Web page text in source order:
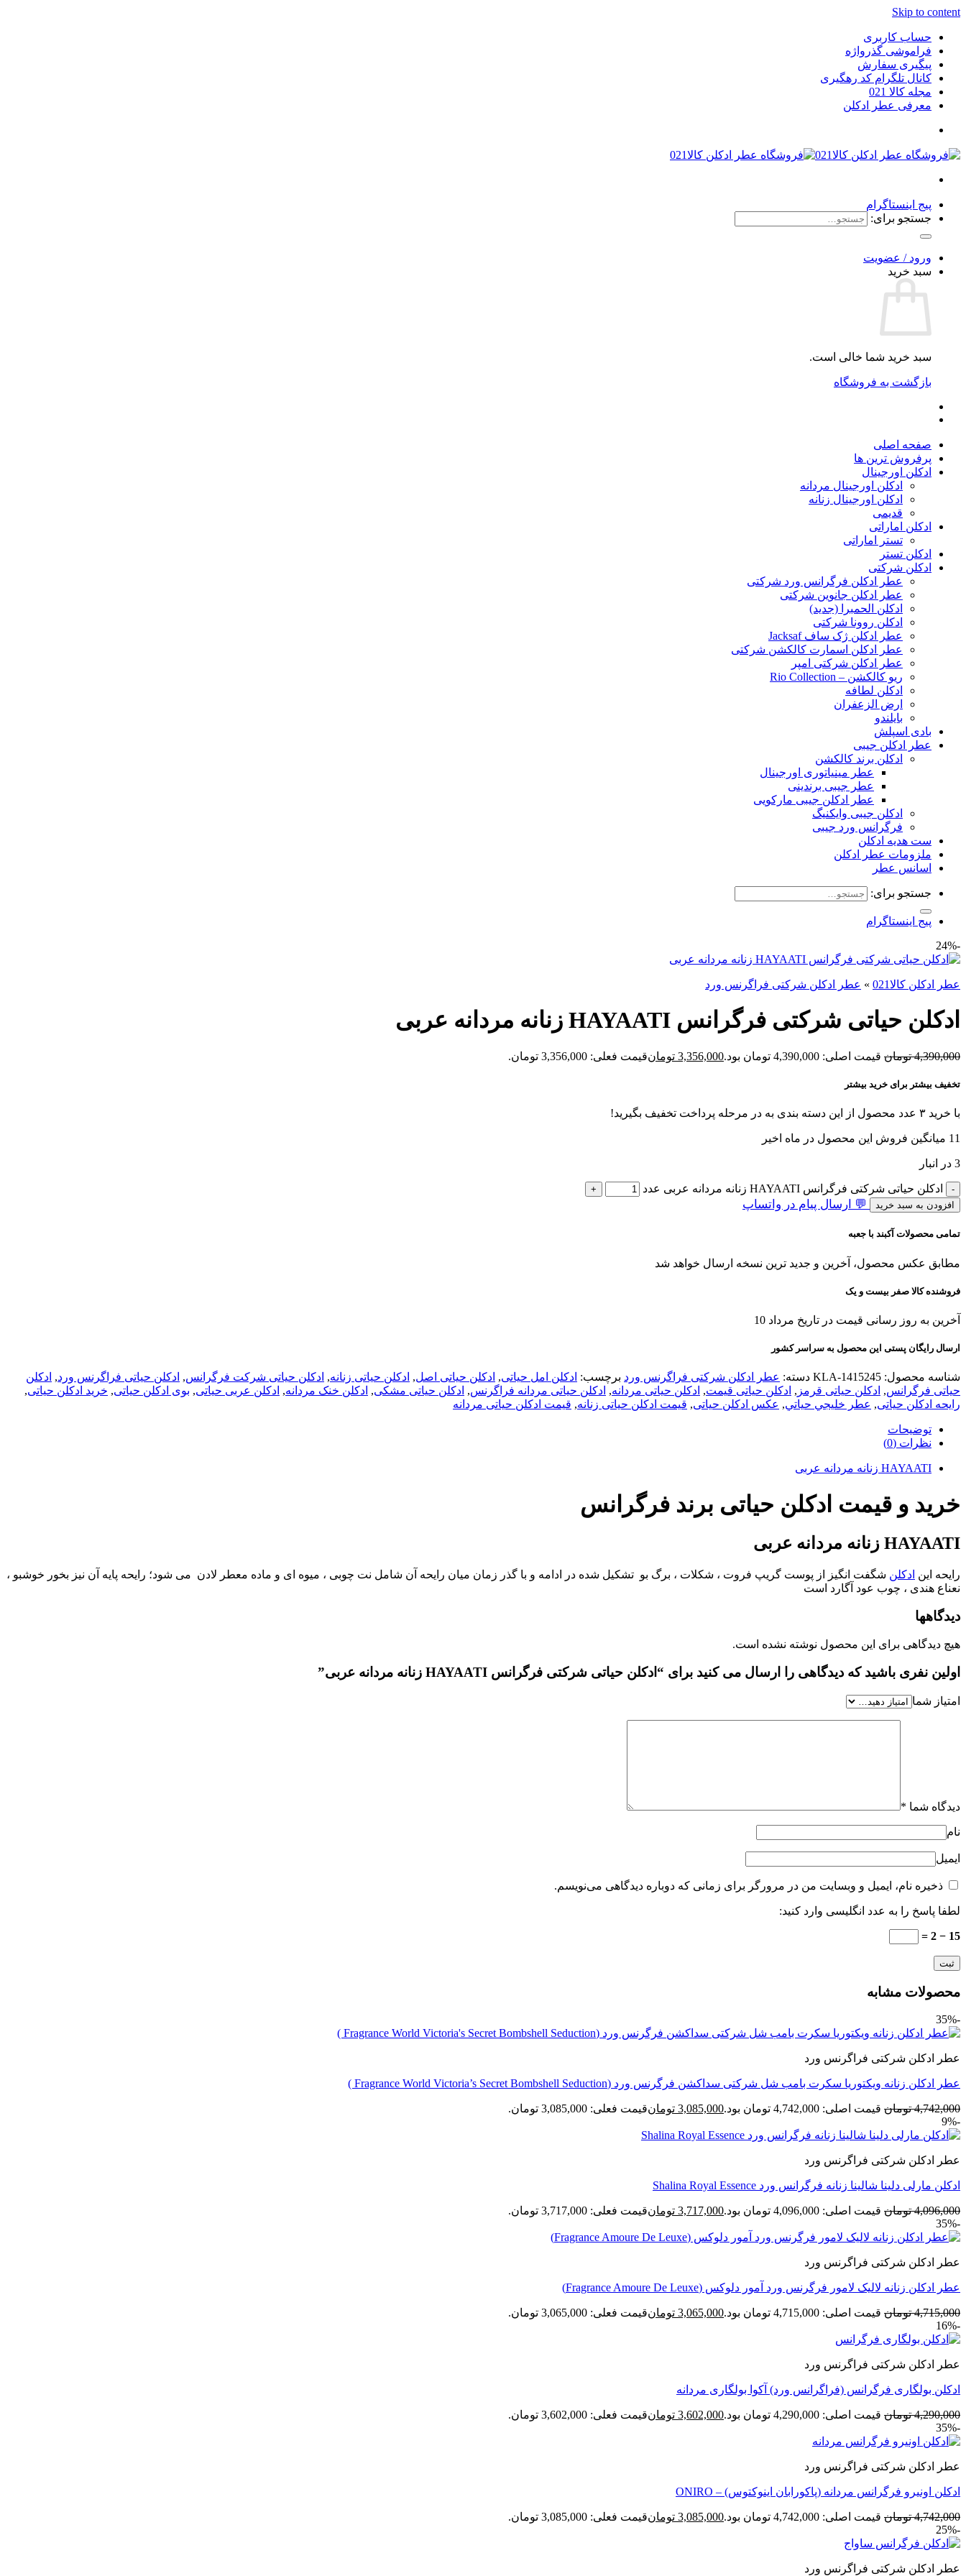
Skip to content
حساب کاربری
فراموشی گذرواژه
پیگیری سفارش
کانال تلگرام کد رهگیری
مجله کالا 021
معرفی عطر ادکلن
پیج اینستاگرام
جستجو برای:
ورود / عضویت
سبد خرید
سبد خرید شما خالی است.
بازگشت به فروشگاه
صفحه اصلی
پرفروش ترین ها
ادکلن اورجینال
ادکلن اورجینال مردانه
ادکلن اورجینال زنانه
قدیمی
ادکلن اماراتی
تستر اماراتی
ادکلن تستر
ادکلن شرکتی
عطر ادکلن فرگرانس ورد شرکتی
عطر ادکلن جانوین شرکتی
ادکلن الحمبرا (جدید)
ادکلن روونا شرکتی
عطر ادکلن ژک‌ ساف Jacksaf
عطر ادکلن اسمارت کالکشن شرکتی
عطر ادکلن شرکتی امپر
ریو کالکشن – Rio Collection
ادکلن لطافه
ارض الزعفران
بایلندو
بادی اسپلش
عطر ادکلن جیبی
ادکلن برند کالکشن
عطر مینیاتوری اورجینال
عطر جیبی برندینی
عطر ادکلن جیبی مارکویی
ادکلن جیبی وایکنیگ
فرگرانس ورد جیبی
ست هدیه ادکلن
ملزومات عطر ادکلن
اسانس عطر
جستجو برای:
پیج اینستاگرام
-24%
عطر ادکلن کالا021 » عطر ادکلن شرکتی فراگرنس ورد
ادکلن حیاتی شرکتی فرگرانس HAYAATI زنانه مردانه عربی
4,390,000 تومان قیمت اصلی: 4,390,000 تومان بود. 3,356,000 تومانقیمت فعلی: 3,356,000 تومان.
تخفیف بیشتر برای خرید بیشتر
با خرید ۳ عدد محصول از این دسته بندی به در مرحله پرداخت تخفیف بگیرید!
11 میانگین فروش این محصول در ماه اخیر
3 در انبار
ادکلن حیاتی شرکتی فرگرانس HAYAATI زنانه مردانه عربی عدد
افزودن به سبد خرید 💬 ارسال پیام در واتساپ
تمامی محصولات آکبند با جعبه
مطابق عکس محصول، آخرین و جدید ترین نسخه ارسال خواهد شد
فروشنده کالا صفر بیست و یک
آخرین به روز رسانی قیمت در تاریخ مرداد 10
ارسال رایگان پستی این محصول به سراسر کشور
شناسه محصول: KLA-1415245 دسته: عطر ادکلن شرکتی فراگرنس ورد برچسب: ادکلن امل حیاتی, ادکلن حیاتی اصل, ادکلن حیاتی زنانه, ادکلن حیاتی شرکت فرگرانس, ادکلن حیاتی فراگرنس ورد, ادکلن
حیاتی فرگرانس, ادکلن حیاتی قرمز , ادکلن حیاتی قیمت, ادکلن حیاتی مردانه, ادکلن حیاتی مردانه فراگرنس, ادکلن حیاتی مشکی, ادکلن خنک مردانه, ادکلن عربی حیاتی, بوی ادکلن حیاتی, خرید ادکلن حیاتی,
رایحه ادکلن حیاتی, عطر خليجي حياتي, عکس ادکلن حیاتی, قیمت ادکلن حیاتی زنانه, قیمت ادکلن حیاتی مردانه
توضیحات
نظرات (0)
HAYAATI زنانه مردانه عربی
خرید و قیمت ادکلن حیاتی برند فرگرانس
HAYAATI زنانه مردانه عربی
رایحه این ادکلن شگفت انگیز از پوست گریپ فروت ، شکلات ، برگ بو تشکیل شده در ادامه و با گذر زمان میان رایحه آن شامل نت چوبی ، میوه ای و ماده معطر لادن می شود؛ رایحه پایه آن نیز بخور خوشبو ،
نعناع هندی ، چوب عود آگارد است
دیدگاهها
هیچ دیدگاهی برای این محصول نوشته نشده است.
اولین نفری باشید که دیدگاهی را ارسال می کنید برای “ادکلن حیاتی شرکتی فرگرانس HAYAATI زنانه مردانه عربی”
امتیاز شما
دیدگاه شما *
نام
ایمیل
ذخیره نام، ایمیل و وبسایت من در مرورگر برای زمانی که دوباره دیدگاهی می‌نویسم.
لطفا پاسخ را به عدد انگلیسی وارد کنید:
15 − 2 =
محصولات مشابه
-35%
عطر ادکلن شرکتی فراگرنس ورد
عطر ادکلن زنانه ویکتوریا سکرت بامب شل شرکتی سداکشن فرگرنس ورد (Fragrance World Victoria’s Secret Bombshell Seduction )
4,742,000 تومان قیمت اصلی: 4,742,000 تومان بود. 3,085,000 تومانقیمت فعلی: 3,085,000 تومان.
-9%
عطر ادکلن شرکتی فراگرنس ورد
ادکلن مارلی دلینا شالینا زنانه فرگرانس ورد Shalina Royal Essence
4,096,000 تومان قیمت اصلی: 4,096,000 تومان بود. 3,717,000 تومانقیمت فعلی: 3,717,000 تومان.
-35%
عطر ادکلن شرکتی فراگرنس ورد
عطر ادکلن زنانه لالیک لامور فرگرنس ورد آمور دلوکس (Fragrance Amoure De Leuxe)
4,715,000 تومان قیمت اصلی: 4,715,000 تومان بود. 3,065,000 تومانقیمت فعلی: 3,065,000 تومان.
-16%
عطر ادکلن شرکتی فراگرنس ورد
ادکلن بولگاری فرگرانس (فراگرانس ورد) آکوا بولگاری مردانه
4,290,000 تومان قیمت اصلی: 4,290,000 تومان بود. 3,602,000 تومانقیمت فعلی: 3,602,000 تومان.
-35%
عطر ادکلن شرکتی فراگرنس ورد
ادکلن اونیرو فرگرانس مردانه (پاکورابان اینوکتوس) – ONIRO
4,742,000 تومان قیمت اصلی: 4,742,000 تومان بود. 3,085,000 تومانقیمت فعلی: 3,085,000 تومان.
-25%
عطر ادکلن شرکتی فراگرنس ورد